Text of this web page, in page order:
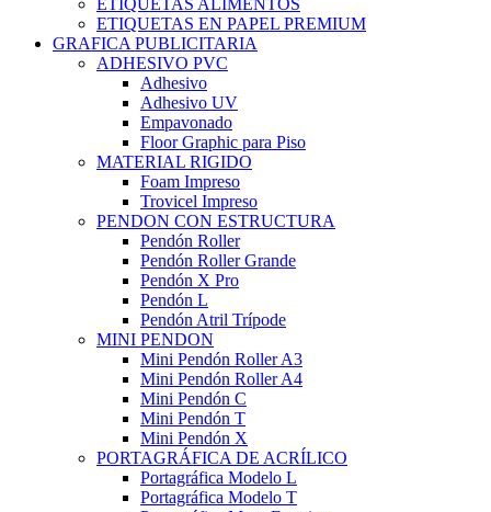
ETIQUETAS ALIMENTOS
ETIQUETAS EN PAPEL PREMIUM
GRAFICA PUBLICITARIA
ADHESIVO PVC
Adhesivo
Adhesivo UV
Empavonado
Floor Graphic para Piso
MATERIAL RIGIDO
Foam Impreso
Trovicel Impreso
PENDON CON ESTRUCTURA
Pendón Roller
Pendón Roller Grande
Pendón X Pro
Pendón L
Pendón Atril Trípode
MINI PENDON
Mini Pendón Roller A3
Mini Pendón Roller A4
Mini Pendón C
Mini Pendón T
Mini Pendón X
PORTAGRÁFICA DE ACRÍLICO
Portagráfica Modelo L
Portagráfica Modelo T